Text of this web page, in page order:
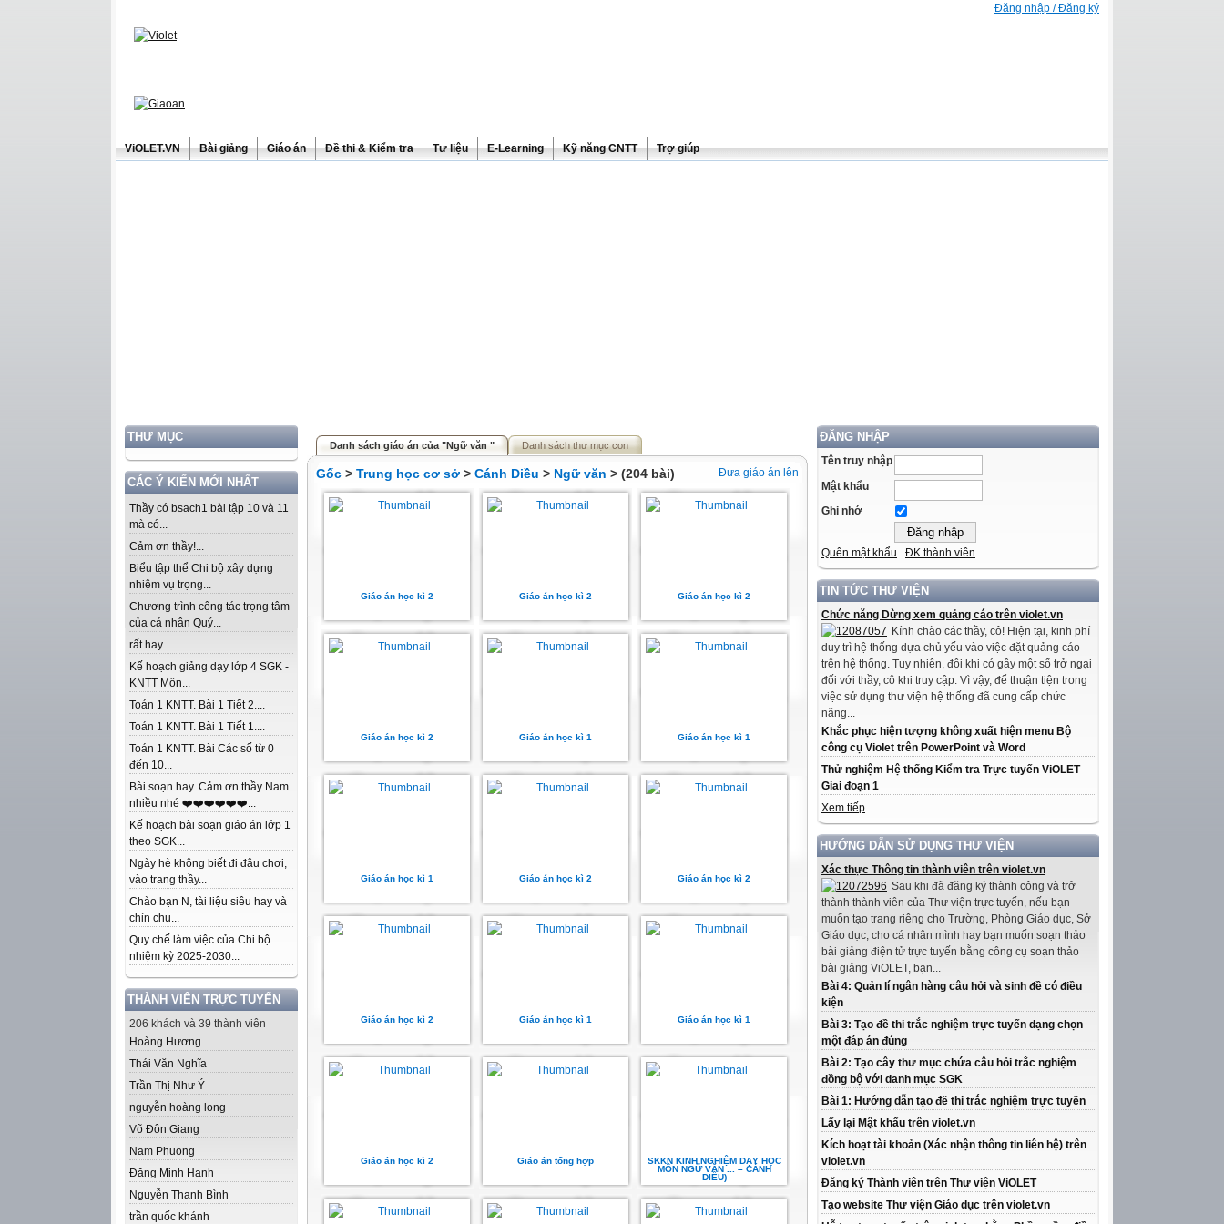
Đăng nhập / Đăng ký
ViOLET.VN Bài giảng Giáo án Đề thi & Kiểm tra Tư liệu E-Learning Kỹ năng CNTT Trợ giúp
THƯ MỤC
CÁC Ý KIẾN MỚI NHẤT
Thầy có bsach1 bài tập 10 và 11
mà có...
Cảm ơn thầy!...
Biểu tập thể Chi bộ xây dựng
nhiệm vụ trọng...
Chương trình công tác trọng tâm
của cá nhân Quý...
rất hay...
Kế hoạch giảng dạy lớp 4 SGK -
KNTT Môn...
Toán 1 KNTT. Bài 1 Tiết 2....
Toán 1 KNTT. Bài 1 Tiết 1....
Toán 1 KNTT. Bài Các số từ 0
đến 10...
Bài soạn hay. Cảm ơn thầy Nam
nhiều nhé ❤️❤️❤️❤️❤️❤️...
Kế hoạch bài soạn giáo án lớp 1
theo SGK...
Ngày hè không biết đi đâu chơi,
vào trang thầy...
Chào bạn N, tài liệu siêu hay và
chỉn chu...
Quy chế làm việc của Chi bộ
nhiệm kỳ 2025-2030...
THÀNH VIÊN TRỰC TUYẾN
206 khách và 39 thành viên
Hoàng Hương
Thái Văn Nghĩa
Trần Thị Như Ý
nguyễn hoàng long
Võ Đôn Giang
Nam Phuong
Đặng Minh Hạnh
Nguyễn Thanh Bình
trần quốc khánh
ĐĂNG NHẬP
Tên truy nhập
Mật khẩu
Ghi nhớ
Quên mật khẩu ĐK thành viên
TIN TỨC THƯ VIỆN
Chức năng Dừng xem quảng cáo trên violet.vn
Kính chào các thầy, cô! Hiện tại, kinh phí
duy trì hệ thống dựa chủ yếu vào việc đặt quảng cáo
trên hệ thống. Tuy nhiên, đôi khi có gây một số trở ngại
đối với thầy, cô khi truy cập. Vì vậy, để thuận tiện trong
việc sử dụng thư viện hệ thống đã cung cấp chức
năng...
Khắc phục hiện tượng không xuất hiện menu Bộ
công cụ Violet trên PowerPoint và Word
Thử nghiệm Hệ thống Kiểm tra Trực tuyến ViOLET
Giai đoạn 1
Xem tiếp
HƯỚNG DẪN SỬ DỤNG THƯ VIỆN
Xác thực Thông tin thành viên trên violet.vn
Sau khi đã đăng ký thành công và trở
thành thành viên của Thư viện trực tuyến, nếu bạn
muốn tạo trang riêng cho Trường, Phòng Giáo dục, Sở
Giáo dục, cho cá nhân mình hay bạn muốn soạn thảo
bài giảng điện tử trực tuyến bằng công cụ soạn thảo
bài giảng ViOLET, bạn...
Bài 4: Quản lí ngân hàng câu hỏi và sinh đề có điều
kiện
Bài 3: Tạo đề thi trắc nghiệm trực tuyến dạng chọn
một đáp án đúng
Bài 2: Tạo cây thư mục chứa câu hỏi trắc nghiệm
đồng bộ với danh mục SGK
Bài 1: Hướng dẫn tạo đề thi trắc nghiệm trực tuyến
Lấy lại Mật khẩu trên violet.vn
Kích hoạt tài khoản (Xác nhận thông tin liên hệ) trên
violet.vn
Đăng ký Thành viên trên Thư viện ViOLET
Tạo website Thư viện Giáo dục trên violet.vn
Danh sách giáo án của "Ngữ văn " Danh sách thư mục con
Đưa giáo án lên
Gốc > Trung học cơ sở > Cánh Diều > Ngữ văn > (204 bài)
Giáo án học kì 2 Giáo án học kì 2 Giáo án học kì 2
Giáo án học kì 2 Giáo án học kì 1 Giáo án học kì 1
Giáo án học kì 1 Giáo án học kì 2 Giáo án học kì 2
Giáo án học kì 2 Giáo án học kì 1 Giáo án học kì 1
Giáo án học kì 2 Giáo án tổng hợp
SKKN KINH NGHIỆM DẠY HỌC
MÔN NGỮ VĂN ... – CÁNH
DIỀU)